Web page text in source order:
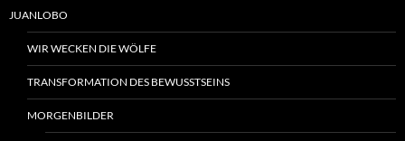
JUANLOBO
WIR WECKEN DIE WÖLFE
TRANSFORMATION DES BEWUSSTSEINS
MORGENBILDER